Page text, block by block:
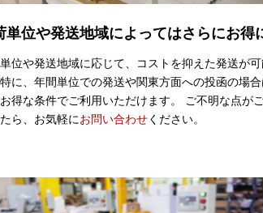
単位や発送地域によってはさらにお得
位や発送地域に応じて、コストを抑えた発送が
に、年間単位での発送や関東方面への投函の場合
得な条件でご利用いただけます。 ご不明な点が
ら、お気軽にお問い合わせください。